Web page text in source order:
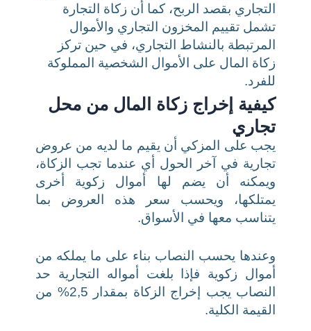
التجاري بقصد الربح، كما أن زكاة التجارة
تشمل تقييم المخزون التجاري والأموال
المرتبطة بالنشاط التجاري، في حين تركز
زكاة المال على الأموال الشخصية المملوكة
للفرد.
كيفية إخراج زكاة المال من محل
تجاري
يجب على المزكي أن يقيم ما لديه من عروض
تجارية في آخر الحول أي عندما تجب الزكاة،
ويمكنه أن يضم لها أموال زكوية أخرى
يمتلكها، ويحسب سعر هذه العروض بما
يتناسب معها في الأسواق.
وعندها يحسب النصاب بناء على ما يملكه من
أموال زكوية فإذا بلغت أمواله التجارية حد
النصاب يجب إخراج الزكاة بمقدار 2,5% من
القيمة الكلية.